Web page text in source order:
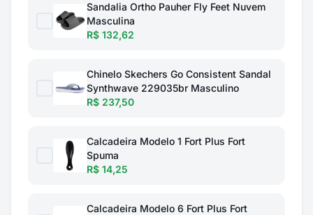
Sandalia Ortho Pauher Fly Feet Nuvem
Masculina
R$ 132,62
Chinelo Skechers Go Consistent Sandal
Synthwave 229035br Masculino
R$ 237,50
Calcadeira Modelo 1 Fort Plus Fort
Spuma
R$ 14,25
Calcadeira Modelo 6 Fort Plus Fort